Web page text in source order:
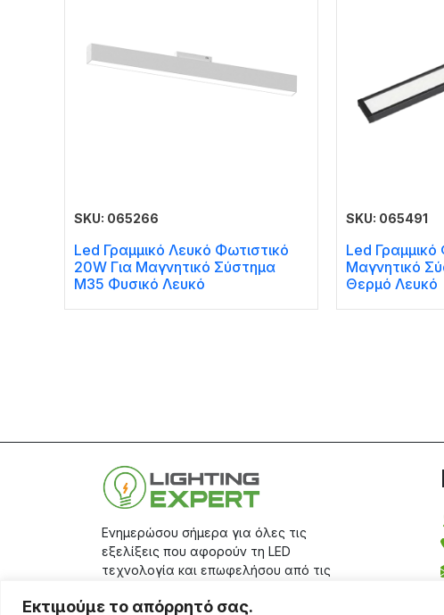
Εκτιμούμε το απόρρητό σας.
SKU: 065266
Led Γραμμικό Λευκό Φωτιστικό
20W Για Μαγνητικό Σύστημα
Μ35 Φυσικό Λευκό
SKU: 065491
Led Γραμμικό
Μαγνητικό
Θερμό Λευκό
Ενημερώσου σήμερα για όλες τις
εξελίξεις που αφορούν τη LED
τεχνολογία και επωφελήσου από τις
την εγγραφή σου στοsite.